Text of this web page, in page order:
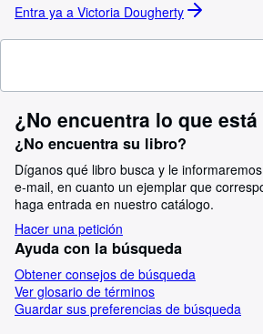
Entra ya a Victoria Dougherty
¿No encuentra lo que
¿No encuentra su libro?
Díganos qué libro busca y le
e-mail, en cuanto un ejemplar que
haga entrada en nuestro catálogo.
Hacer una petición
Ayuda con la búsqueda
Obtener consejos de búsqueda
Ver glosario de términos
Guardar sus preferencias de búsqueda